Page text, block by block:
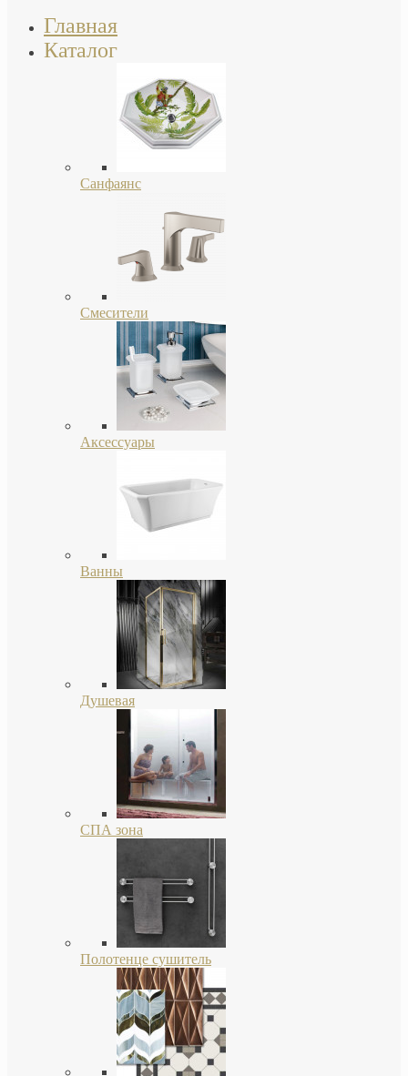
Главная
Каталог
Санфаянс
Смесители
Аксессуары
Ванны
Душевая
СПА зона
Полотенце сушитель